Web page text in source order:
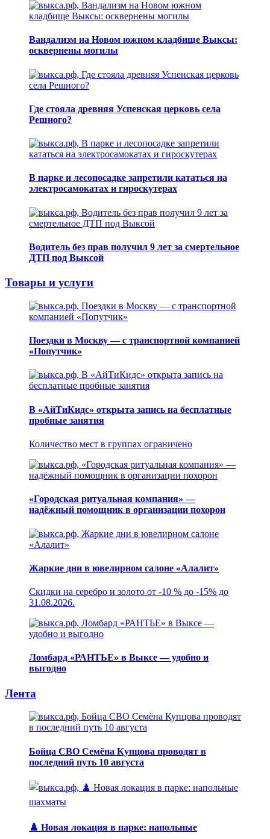
Вандализм на Новом южном кладбище Выксы:
осквернены могилы
Где стояла древняя Успенская церковь села
Решного?
В парке и лесопосадке запретили кататься на
электросамокатах и гироскутерах
Водитель без прав получил 9 лет за смертельное
ДТП под Выксой
Товары и услуги
Поездки в Москву — с транспортной компанией
«Попутчик»
В «АйТиКидс» открыта запись на бесплатные
пробные занятия
Количество мест в группах ограничено
«Городская ритуальная компания» —
надёжный помощник в организации похорон
Жаркие дни в ювелирном салоне «Алалит»
Скидки на серебро и золото от -10 % до -15% до
31.08.2026.
Ломбард «РАНТЬЕ» в Выксе — удобно и
выгодно
Лента
Бойца СВО Семёна Купцова проводят в
последний путь 10 августа
♟️ Новая локация в парке: напольные